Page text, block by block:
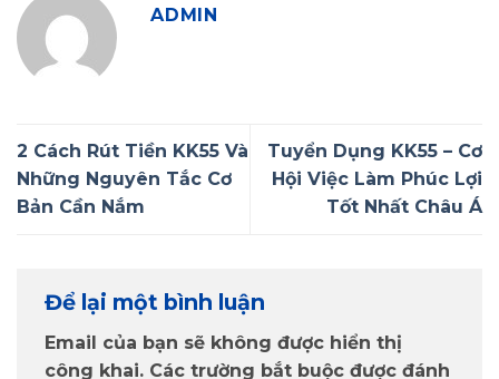
ADMIN
2 Cách Rút Tiền KK55 Và
Những Nguyên Tắc Cơ
Bản Cần Nắm
Tuyển Dụng KK55 – Cơ
Hội Việc Làm Phúc Lợi
Tốt Nhất Châu Á
Để lại một bình luận
Email của bạn sẽ không được hiển thị
công khai. Các trường bắt buộc được đánh